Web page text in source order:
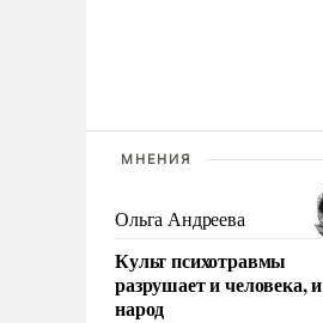
МНЕНИЯ
Ольга Андреева
Культ психотравмы
разрушает и человека, и
народ